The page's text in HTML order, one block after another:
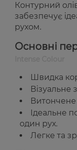
Контурний
забезпечує
рухом.
Основні
Швидка
Візуальне
Ідеальне
один рух.
Легке та